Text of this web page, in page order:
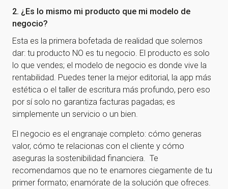
2. ¿Es lo mismo mi producto que mi modelo de
negocio?
Esta es la primera bofetada de realidad que solemos
dar: tu producto NO es tu negocio. El producto es solo
lo que vendes; el modelo de negocio es donde vive la
rentabilidad. Puedes tener la mejor editorial, la app más
estética o el taller de escritura más profundo, pero eso
por sí solo no garantiza facturas pagadas; es
simplemente un servicio o un bien.
El negocio es el engranaje completo: cómo generas
valor, cómo te relacionas con el cliente y cómo
aseguras la sostenibilidad financiera. Te
recomendamos que no te enamores ciegamente de tu
primer formato; enamórate de la solución que ofreces.